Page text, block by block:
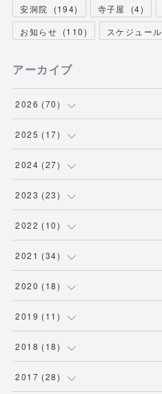
安洞院
(194) 寺子屋 (4)
お知らせ (110) スケジュール
アーカイブ
2026 (70)
(1)
(1)
(1)
( 12
2025 (17)
(2)
(4)
(11
2024 (27)
(1)
(9)
( 3 )
( 1 )
2023 (23)
(9)
(2 )
(1)
( 3 )
2022 (10)
(1)
(1)
( 1 )
( 2 )
2021 (34)
(1)
( 12
(1)
(3 )
2020 (18)
( 4 )
(4)
(1)
2019 (11 )
(5)
(4)
2018 (18)
(1)
2017 (28)